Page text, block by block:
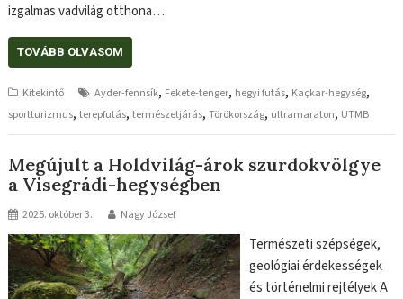
izgalmas vadvilág otthona…
TOVÁBB OLVASOM
Kitekintő Ayder-fennsík, Fekete-tenger, hegyi futás, Kaçkar-hegység,
sportturizmus,terepfutás,természetjárás,Törökország, ultramaraton, UTMB
Megújult a Holdvilág-árok szurdokvölgye
a Visegrádi-hegységben
2025. október 3. Nagy József
Természeti szépségek,
geológiai érdekességek
és történelmi rejtélyek A